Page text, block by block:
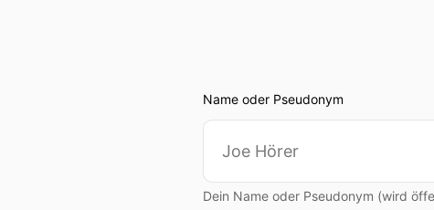
Name oder Pseudonym
Dein Name oder Pseudonym (wird